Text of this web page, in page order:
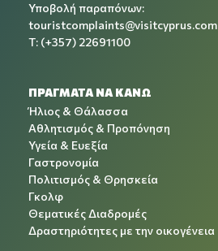
Υποβολή παραπόνων:
touristcomplaints@visitcyprus.com
T: (+357) 22691100
ΠΡΑΓΜΑΤΑ ΝΑ ΚΑΝΩ
Ήλιος & Θάλασσα
Αθλητισμός & Προπόνηση
Υγεία & Ευεξία
Γαστρονομία
Πολιτισμός & Θρησκεία
Γκολφ
Θεματικές Διαδρομές
Δραστηριότητες με την οικογένεια